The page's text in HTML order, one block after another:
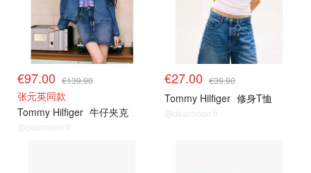
€97.00 €139.90
张元英同款
Tommy Hilfiger 牛仔夹克
@dealmoon.fr
€27.00 €39.90
Tommy Hilfiger 修身T恤
@dealmoon.fr